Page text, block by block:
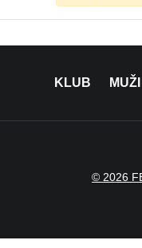
KLUB
© 2026